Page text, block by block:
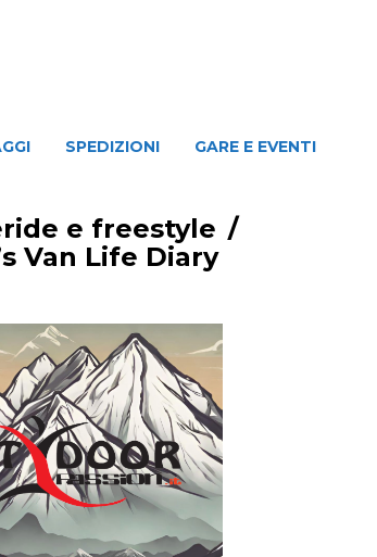
SPEDIZIONI GARE E EVENTI
e freestyle /
Van Life Diary